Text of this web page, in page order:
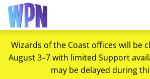
Wizards of the Coast offices will be
August 3–7 with limited Support
may be delayed during